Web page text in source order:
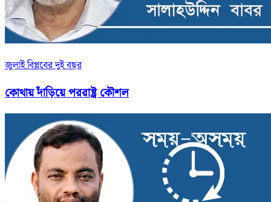
জুলাই বিপ্লবের দুই বছর
কোথায় দাঁড়িয়ে পররাষ্ট্র কৌশল